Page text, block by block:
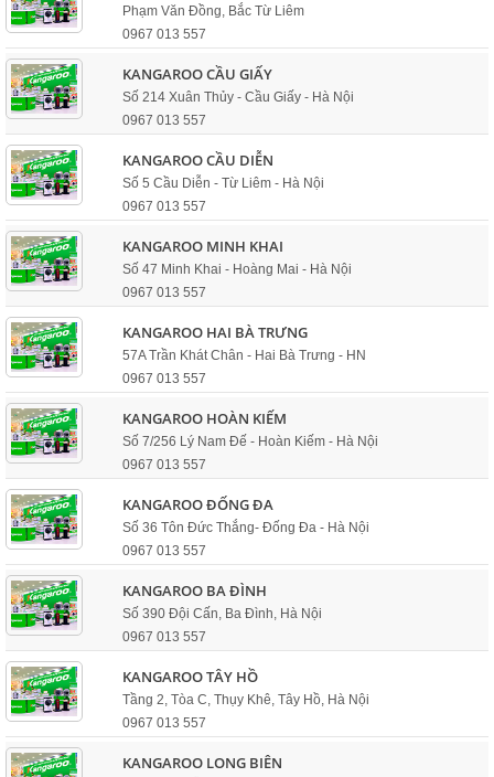
Phạm Văn Đồng, Bắc Từ Liêm
0967 013 557
KANGAROO CẦU GIẤY
Số 214 Xuân Thủy - Cầu Giấy - Hà Nội
0967 013 557
KANGAROO CẦU DIỄN
Số 5 Cầu Diễn - Từ Liêm - Hà Nội
0967 013 557
KANGAROO MINH KHAI
Số 47 Minh Khai - Hoàng Mai - Hà Nội
0967 013 557
KANGAROO HAI BÀ TRƯNG
57A Trần Khát Chân - Hai Bà Trưng - HN
0967 013 557
KANGAROO HOÀN KIẾM
Số 7/256 Lý Nam Đế - Hoàn Kiếm - Hà Nội
0967 013 557
KANGAROO ĐỐNG ĐA
Số 36 Tôn Đức Thắng- Đống Đa - Hà Nội
0967 013 557
KANGAROO BA ĐÌNH
Số 390 Đội Cấn, Ba Đình, Hà Nội
0967 013 557
KANGAROO TÂY HỒ
Tầng 2, Tòa C, Thụy Khê, Tây Hồ, Hà Nội
0967 013 557
KANGAROO LONG BIÊN